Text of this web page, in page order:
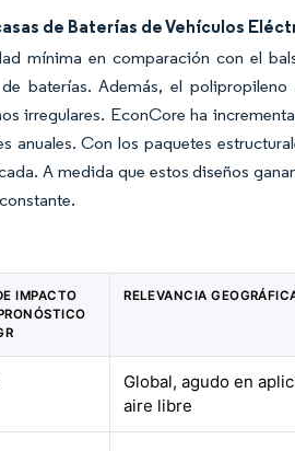
de Baterías de Vehículos
mínima en comparación con el
baterías. Además, el
irregulares. EconCore ha
anuales. Con los paquetes
A medida que estos diseños
IMPACTO
RELEVANCIA
Global, agudo en
aire libre